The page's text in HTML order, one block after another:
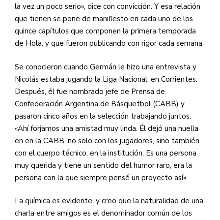
la vez un poco serio», dice con convicción. Y esa relación
que tienen se pone de manifiesto en cada uno de los
quince capítulos que componen la primera temporada
de Hola. y que fueron publicando con rigor cada semana.
Se conocieron cuando Germán le hizo una entrevista y
Nicolás estaba jugando la Liga Nacional, en Corrientes.
Después, él fue nombrado jefe de Prensa de
Confederación Argentina de Básquetbol (CABB) y
pasaron cinco años en la selección trabajando juntos.
«Ahí forjamos una amistad muy linda. Él dejó una huella
en en la CABB, no solo con los jugadores, sino también
con el cuerpo técnico, en la institución. Es una persona
muy querida y tiene un sentido del humor raro, era la
persona con la que siempre pensé un proyecto así».
La química es evidente, y creo que la naturalidad de una
charla entre amigos es el denominador común de los